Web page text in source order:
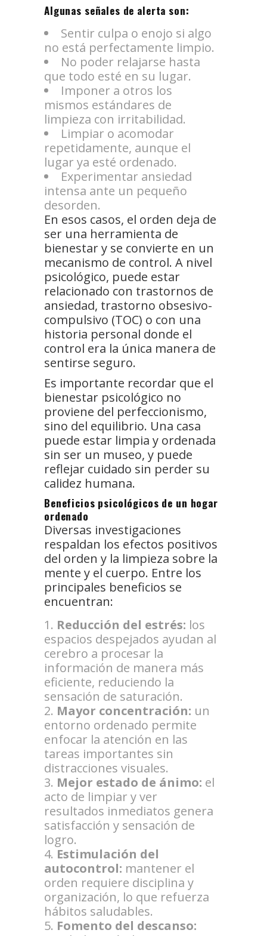
Algunas señales de alerta son:
Sentir culpa o enojo si algo
no está perfectamente limpio.
No poder relajarse hasta
que todo esté en su lugar.
Imponer a otros los
mismos estándares de
limpieza con irritabilidad.
Limpiar o acomodar
repetidamente, aunque el
lugar ya esté ordenado.
Experimentar ansiedad
intensa ante un pequeño
desorden.
En esos casos, el orden deja de
ser una herramienta de
bienestar y se convierte en un
mecanismo de control. A nivel
psicológico, puede estar
relacionado con trastornos de
ansiedad, trastorno obsesivo-
compulsivo (TOC) o con una
historia personal donde el
control era la única manera de
sentirse seguro.
Es importante recordar que el
bienestar psicológico no
proviene del perfeccionismo,
sino del equilibrio. Una casa
puede estar limpia y ordenada
sin ser un museo, y puede
reflejar cuidado sin perder su
calidez humana.
Beneficios psicológicos de un hogar
ordenado
Diversas investigaciones
respaldan los efectos positivos
del orden y la limpieza sobre la
mente y el cuerpo. Entre los
principales beneficios se
encuentran:
Reducción del estrés: los
espacios despejados ayudan al
cerebro a procesar la
información de manera más
eficiente, reduciendo la
sensación de saturación.
Mayor concentración: un
entorno ordenado permite
enfocar la atención en las
tareas importantes sin
distracciones visuales.
Mejor estado de ánimo: el
acto de limpiar y ver
resultados inmediatos genera
satisfacción y sensación de
logro.
Estimulación del
autocontrol: mantener el
orden requiere disciplina y
organización, lo que refuerza
hábitos saludables.
Fomento del descanso: